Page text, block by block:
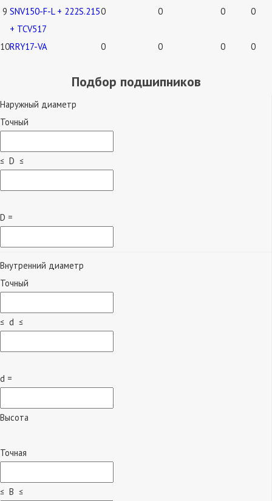
9 SNV150-F-L + 222S.215
+ TCV517
0 0 0 0
10RRY17-VA 0 0 0 0
Подбор подшипников
Наружный диаметр
Точный
≤ D ≤
D =
Внутренний диаметр
Точный
≤ d ≤
d =
Высота
Точная
≤ B ≤